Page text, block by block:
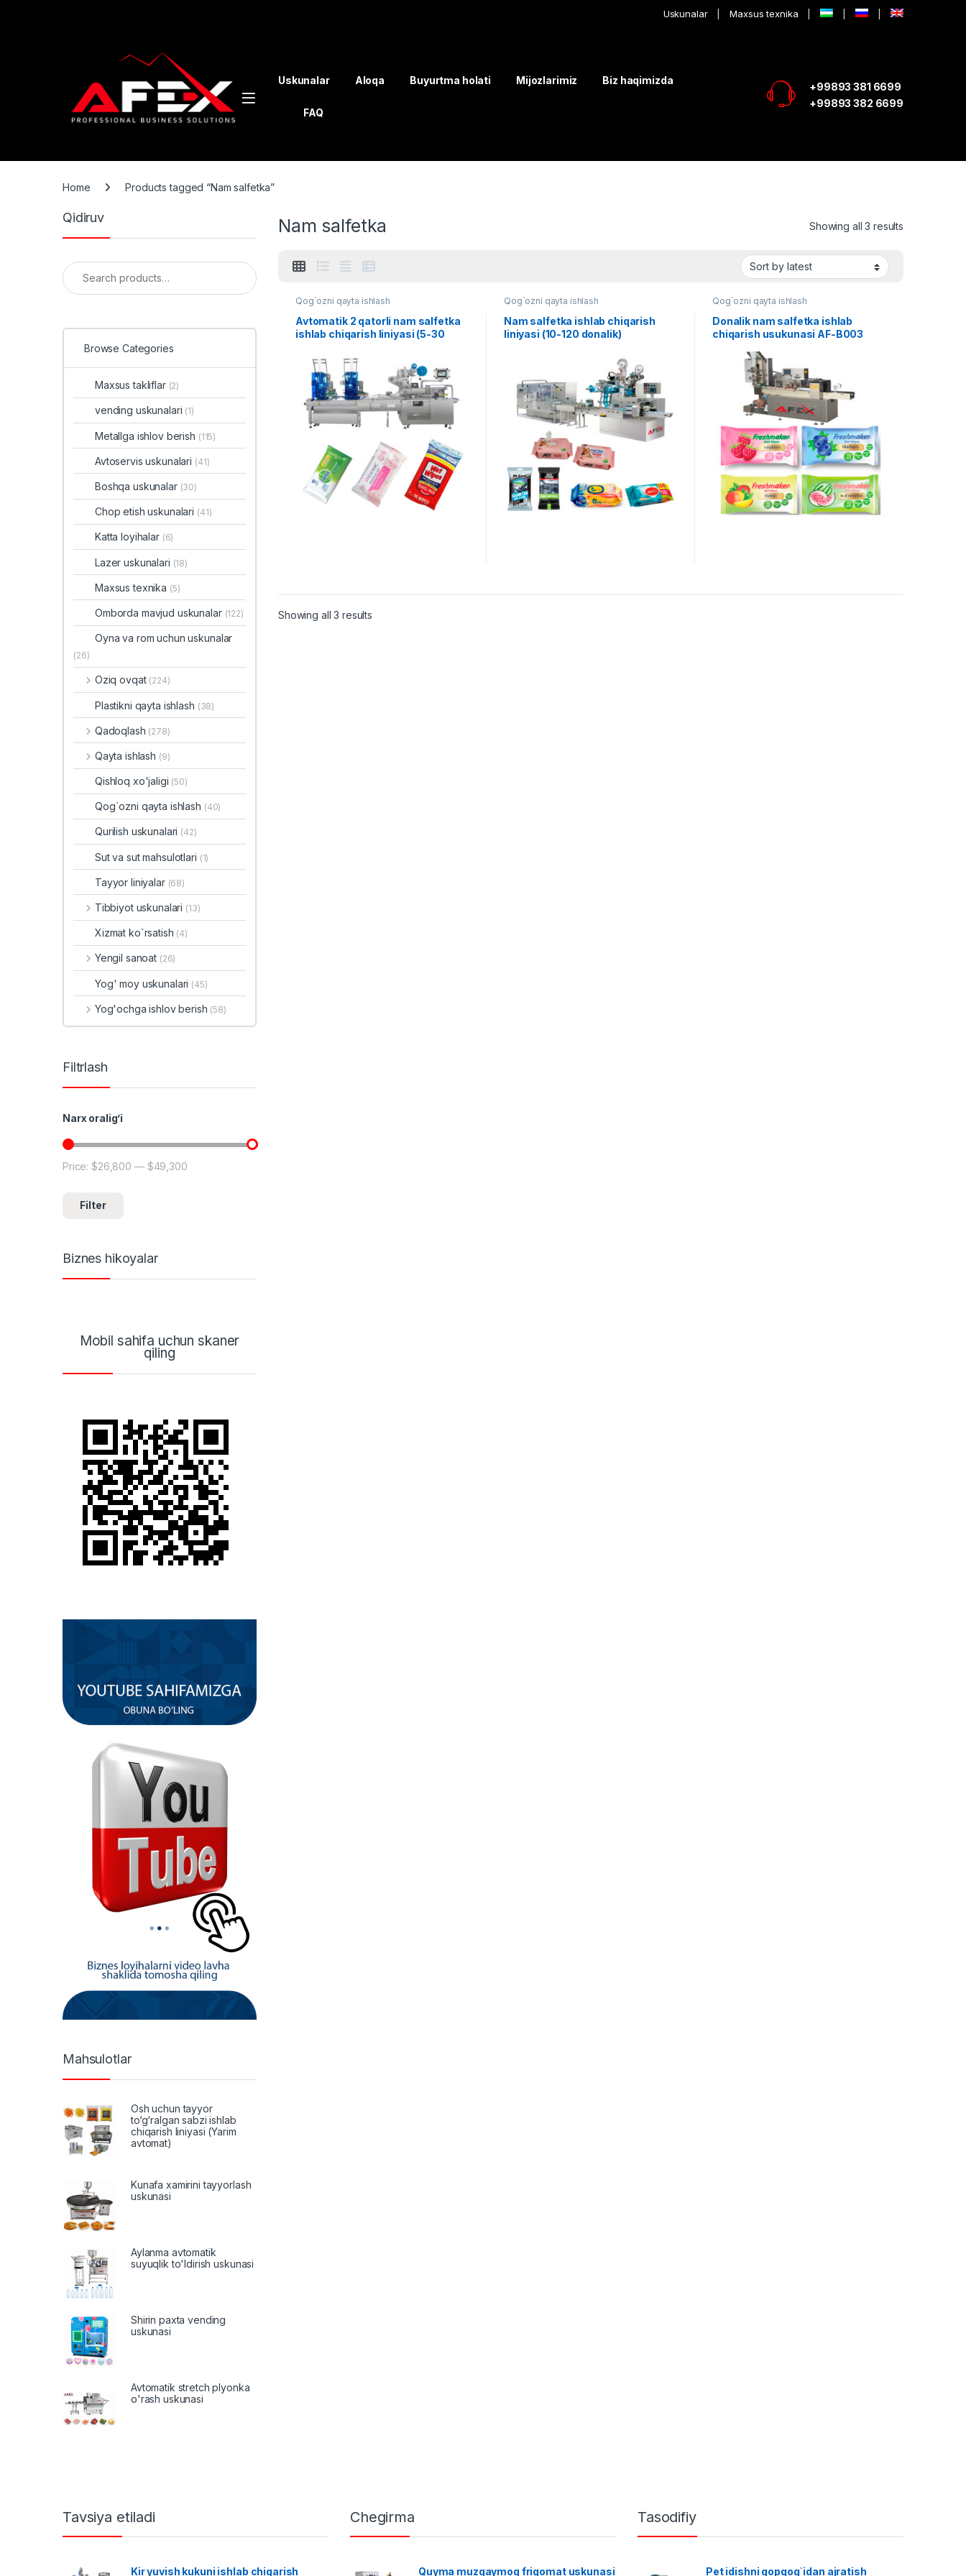
Uskunalar Maxsus texnika
Uskunalar Aloqa Buyurtma holati Mijozlarimiz Biz haqimizda
FAQ
+99893 381 6699
+99893 382 6699
Home Products tagged “Nam salfetka”
Nam salfetka Showing all 3 results
Qog`ozni qayta ishlash
Avtomatik 2 qatorli nam salfetka
ishlab chiqarish liniyasi (5-30
Qog`ozni qayta ishlash
Nam salfetka ishlab chiqarish
liniyasi (10-120 donalik)
Qog`ozni qayta ishlash
Donalik nam salfetka ishlab
chiqarish usukunasi AF-B003
Showing all 3 results
Qidiruv
Search for:
Browse Categories
Maxsus takliflar (2)
vending uskunalari (1)
Metallga ishlov berish (115)
Avtoservis uskunalari (41)
Boshqa uskunalar (30)
Chop etish uskunalari (41)
Katta loyihalar (6)
Lazer uskunalari (18)
Maxsus texnika (5)
Omborda mavjud uskunalar (122)
Oyna va rom uchun uskunalar
(26)
Oziq ovqat (224)
Plastikni qayta ishlash (38)
Qadoqlash (278)
Qayta ishlash (9)
Qishloq xo'jaligi (50)
Qog`ozni qayta ishlash (40)
Qurilish uskunalari (42)
Sut va sut mahsulotlari (1)
Tayyor liniyalar (68)
Tibbiyot uskunalari (13)
Xizmat ko`rsatish (4)
Yengil sanoat (26)
Yog' moy uskunalari (45)
Yog'ochga ishlov berish (58)
Filtrlash
Narx oralig’i
Min price
Max price
Filter
Price:$26,800 — $49,300
Biznes hikoyalar
Mobil sahifa uchun skaner
qiling
Mahsulotlar
Osh uchun tayyor
to‘g‘ralgan sabzi ishlab
chiqarish liniyasi (Yarim
avtomat)
Kunafa xamirini tayyorlash
uskunasi
Aylanma avtomatik
suyuqlik to'ldirish uskunasi
Shirin paxta vending
uskunasi
Avtomatik stretch plyonka
o'rash uskunasi
Tavsiya etiladi
Kir yuvish kukuni ishlab chiqarish
Chegirma
Quyma muzqaymoq frigomat uskunasi
Tasodifiy
Pet idishni qopqog`idan ajratish